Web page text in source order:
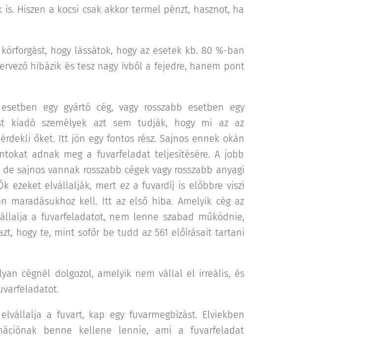
is. Hiszen a kocsi csak akkor termel pénzt, hasznot, ha
hogy lássátok, hogy az esetek kb. 80 %-ban
hibázik és tesz nagy ívből a fejedre, hanem pont
egy gyártó cég, vagy rosszabb esetben egy
kiadó személyek azt sem tudják, hogy mi az az
őket. Itt jön egy fontos rész. Sajnos ennek okán
adnak meg a fuvarfeladat teljesítésére. A jobb
sajnos vannak rosszabb cégek vagy rosszabb anyagi
ezeket elvállalják, mert ez a fuvardíj is előbbre viszi
maradásukhoz kell. Itt az első hiba. Amelyik cég az
a fuvarfeladatot, nem lenne szabad működnie,
hogy te, mint sofőr be tudd az 561 előírásait tartani
cégnél dolgozol, amelyik nem vállal el irreális, és
a fuvart, kap egy fuvarmegbízást. Elviekben
benne kellene lennie, ami a fuvarfeladat